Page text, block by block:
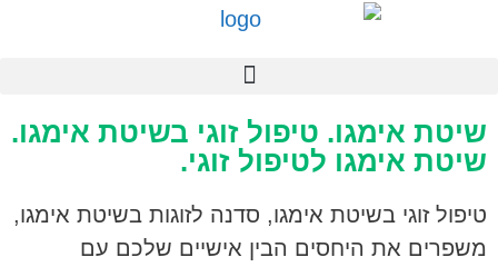
שיטת אימגו. טיפול זוגי בשיטת אימגו.
שיטת אימגו לטיפול זוגי.
טיפול זוגי בשיטת אימגו, סדנה לזוגות בשיטת אימגו,
משפרים את היחסים הבין אישיים שלכם עם